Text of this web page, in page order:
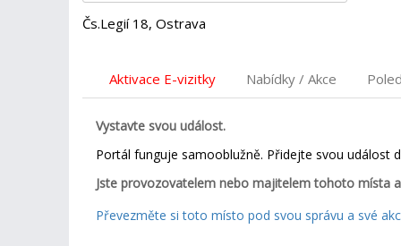
Čs.Legií 18, Ostrava
Aktivace E-vizitky Nabídky / Akce
Vystavte svou událost.
Portál funguje samooblužně. Přidejte svou událost
Jste provozovatelem nebo majitelem tohoto místa
Převezměte si toto místo pod svou správu a své